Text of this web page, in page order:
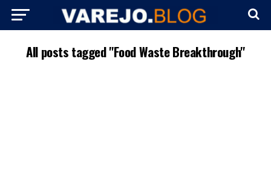
All posts tagged "Food Waste Breakthrough"